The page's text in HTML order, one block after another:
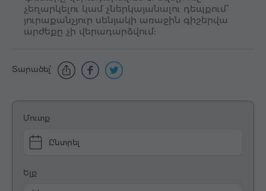
չեղարկելու կամ չներկայանալու դեպքում՝
յուրաքանչյուր սենյակի առաջին գիշերվա
արժեքը չի վերադարձվում:
Տարածել՝
Մուտք
Ընտրել
Ելք